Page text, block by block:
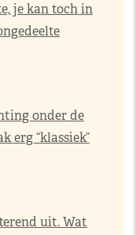
je kan toch in
onder de
erg “klassiek”
uit. Wat